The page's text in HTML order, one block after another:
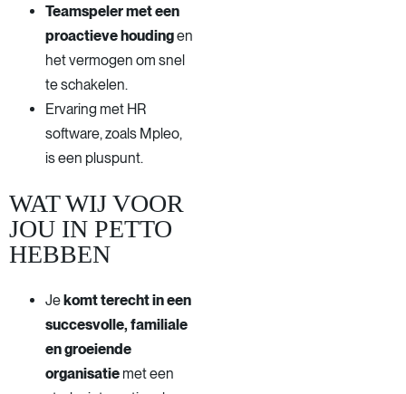
Teamspeler met een
proactieve houdingen
het vermogen om snel
te schakelen.
Ervaring met HR
software, zoals Mpleo,
is een pluspunt.
WAT WIJ VOOR
JOU IN PETTO
HEBBEN
Je komt terecht in een
succesvolle, familiale
en groeiende
organisatie met een